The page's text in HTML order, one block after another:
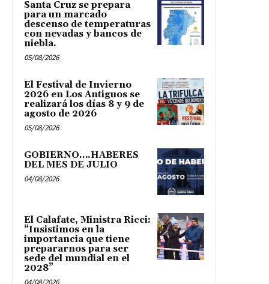
Santa Cruz se prepara
para un marcado
descenso de temperaturas
con nevadas y bancos de
niebla.
05/08/2026
El Festival de Invierno
2026 en Los Antiguos se
realizará los días 8 y 9 de
agosto de 2026
05/08/2026
GOBIERNO….HABERES
DEL MES DE JULIO
04/08/2026
El Calafate, Ministra Ricci:
“Insistimos en la
importancia que tiene
prepararnos para ser
sede del mundial en el
2028”
04/08/2026